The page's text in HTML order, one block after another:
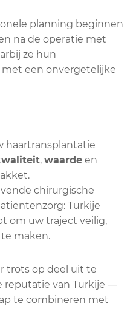
planning beginnen
na de operatie met
ze hun
een onvergetelijke
haartransplantatie
, waarde en
chirurgische
Turkije
om uw traject veilig,
maken.
trots op deel uit te
reputatie van Turkije —
te combineren met